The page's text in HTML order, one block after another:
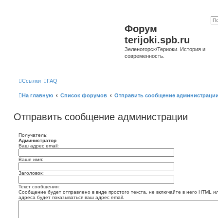
Форум
terijoki.spb.ru
Зеленогорск/Териоки. История и
современность.
Ссылки FAQ
На главную Список форумов Отправить сообщение
Отправить сообщение администрации
Получатель:
Администратор
Ваш адрес email:
Ваше имя:
Заголовок:
Текст сообщения:
Сообщение будет отправлено в виде простого текста, не включайте в него HTML
адреса будет показываться ваш адрес email.